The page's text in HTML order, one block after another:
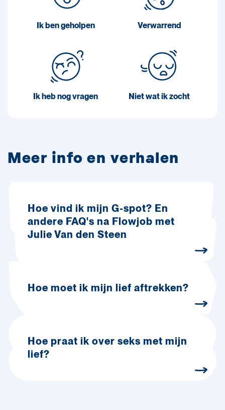
Ik ben geholpen Verwarrend
Ik heb nog vragen Niet wat ik zocht
Meer info en verhalen
Hoe vind ik mijn G-spot? En
andere FAQ's na Flowjob met
Julie Van den Steen
Hoe moet ik mijn lief aftrekken?
Hoe praat ik over seks met mijn
lief?